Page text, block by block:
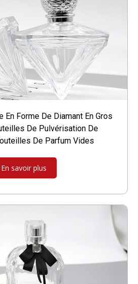
En Forme De Diamant En Gros
De Pulvérisation De
De Parfum Vides
En savoir plus